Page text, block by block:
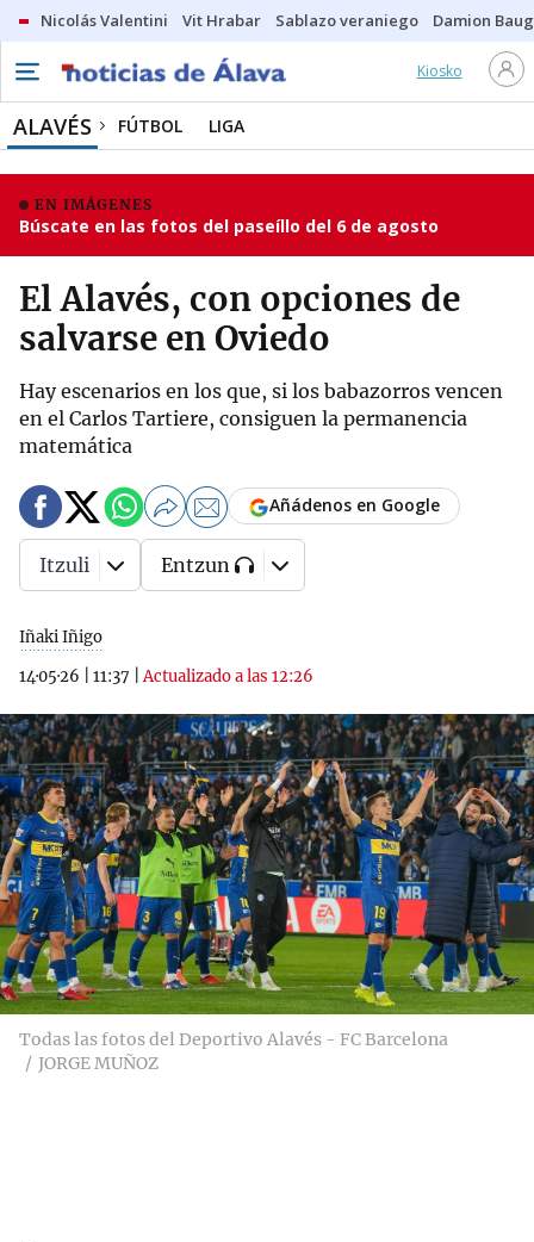
Nicolás Valentini Vit Hrabar Sablazo veraniego Damion
Kiosko
ALAVÉS FÚTBOL LIGA
EN IMÁGENES
Búscate en las fotos del paseíllo del 6 de agosto
El Alavés, con opciones de
salvarse en Oviedo
Hay escenarios en los que, si los babazorros vencen
en el Carlos Tartiere, consiguen la permanencia
matemática
Iñaki Iñigo
14·05·26
11:37 |Actualizado a las 12:26
Añádenos en Google
Itzuli Entzun
Todas las fotos del Deportivo Alavés - FC Barcelona
JORGE MUÑOZ